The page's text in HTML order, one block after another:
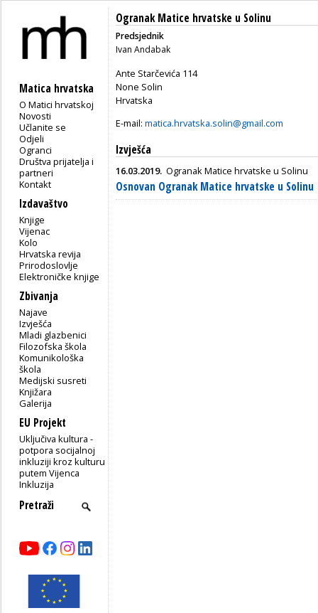
Matica hrvatska
O Matici hrvatskoj
Novosti
Učlanite se
Odjeli
Ogranci
Društva prijatelja i
partneri
Kontakt
Izdavaštvo
Knjige
Vijenac
Kolo
Hrvatska revija
Prirodoslovlje
Elektroničke knjige
Zbivanja
Najave
Izvješća
Mladi glazbenici
Filozofska škola
Komunikološka
škola
Medijski susreti
Knjižara
Galerija
EU Projekt
Uključiva kultura -
potpora socijalnoj
inkluziji kroz kulturu
putem Vijenca
Inkluzija
Ogranak Matice hrvatske u Solinu
Predsjednik
Ivan Andabak
Ante Starčevića 114
None Solin
Hrvatska
E-mail: matica.hrvatska.solin@gmail.com
Izvješća
16.03.2019. Ogranak Matice hrvatske u Solinu
Osnovan Ogranak Matice hrvatske u Solinu